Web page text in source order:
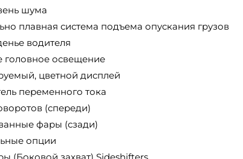
шума
плавная система подъема опускания грузов
водителя
головное освещение
цветной дисплей
переменного тока
(спереди)
фары (сзади)
опции